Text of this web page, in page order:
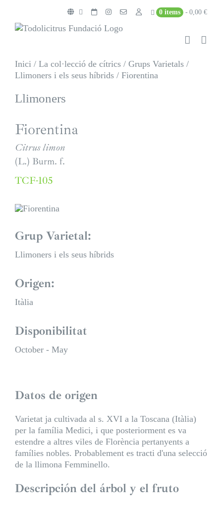
content
0 items 0,00 €
Inici / La col·lecció de cítrics / Grups Varietals /
Llimoners i els seus híbrids / Fiorentina
Llimoners
Fiorentina
Citrus limon
(L.) Burm. f.
TCF-105
Grup Varietal:
Llimoners i els seus híbrids
Origen:
Itàlia
Disponibilitat
October - May
Datos de origen
Varietat ja cultivada al s. XVI a la Toscana (Itàlia)
per la família Medici, i que posteriorment es va
estendre a altres viles de Florència pertanyents a
famílies nobles. Probablement es tracti d'una selecció
de la llimona Femminello.
Descripción del árbol y el fruto